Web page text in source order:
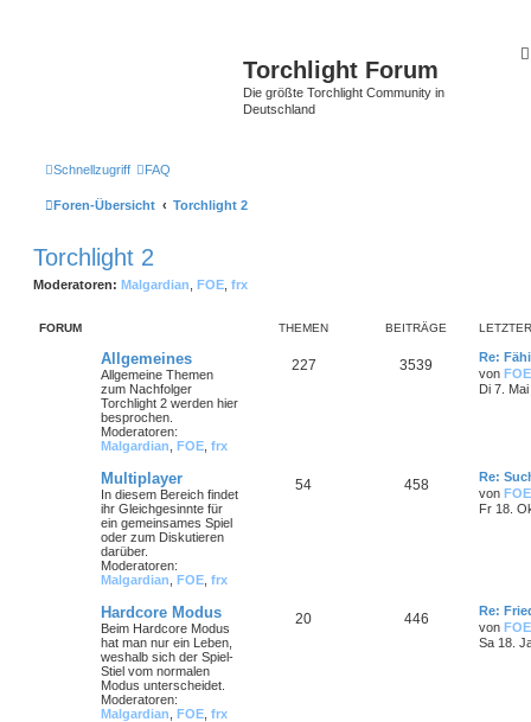
Torchlight Forum
Die größte Torchlight Community in
Deutschland
Schnellzugriff FAQ
Foren-Übersicht Torchlight 2
Torchlight 2
Moderatoren: Malgardian FOE frx
FORUM THEMEN BEITRÄGE
Allgemeines
Allgemeine Themen
zum Nachfolger
Torchlight 2 werden hier
besprochen.
Moderatoren:
Malgardian FOE frx
227 3539
Re:
von FOE
Di 7.
Multiplayer
In diesem Bereich findet
ihr Gleichgesinnte für
ein gemeinsames Spiel
oder zum Diskutieren
darüber.
Moderatoren:
Malgardian FOE frx
54 458
Re:
von FOE
Fr 18.
Hardcore Modus
Beim Hardcore Modus
hat man nur ein Leben,
weshalb sich der Spiel-
Stiel vom normalen
Modus unterscheidet.
Moderatoren:
Malgardian FOE frx
20 446
Re:
von FOE
Sa 18.